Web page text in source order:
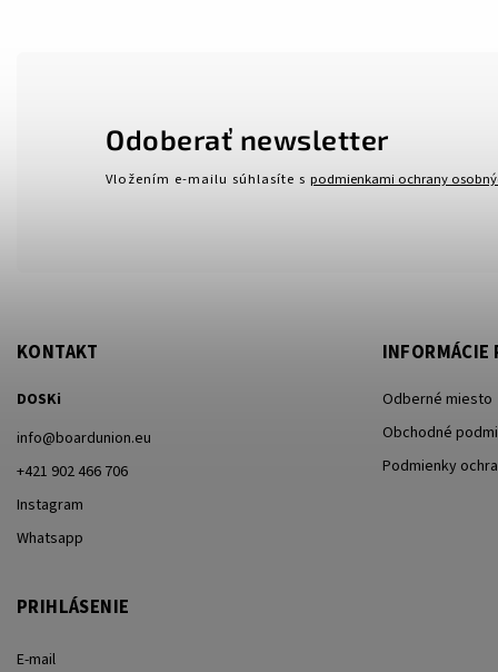
KONTAKT
DOSKi
info@boardunion.eu
+421 902 466 706
Instagram
Whatsapp
INFORMÁCIE
Odberné miesto
Obchodné
Podmienky
PRIHLÁSENIE
E-mail
Odoberať newsletter
Vložením e-mailu súhlasíte s podmienkami ochrany